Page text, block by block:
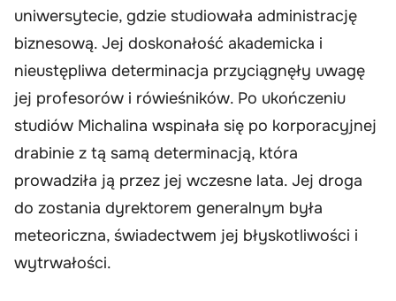
uniwersytecie, gdzie studiowała administrację
biznesową. Jej doskonałość akademicka i
nieustępliwa determinacja przyciągnęły uwagę
jej profesorów i rówieśników. Po ukończeniu
studiów Michalina wspinała się po korporacyjnej
drabinie z tą samą determinacją, która
prowadziła ją przez jej wczesne lata. Jej droga
do zostania dyrektorem generalnym była
meteoriczna, świadectwem jej błyskotliwości i
wytrwałości.